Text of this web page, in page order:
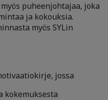
puheenjohtajaa, joka
ja kokouksia.
myös SYLin
jossa
kokemuksesta